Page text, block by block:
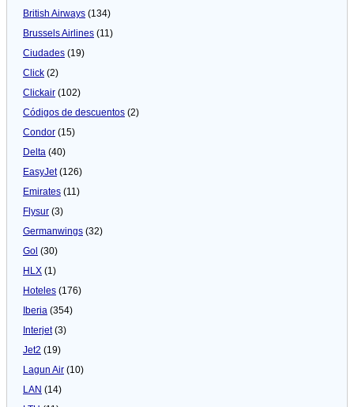
British Airways (134)
Brussels Airlines (11)
Ciudades (19)
Click (2)
Clickair (102)
Códigos de descuentos (2)
Condor (15)
Delta (40)
EasyJet(126)
Emirates (11)
Flysur (3)
Germanwings (32)
Gol (30)
HLX (1)
Hoteles (176)
Iberia (354)
Interjet(3)
Jet2 (19)
Lagun Air (10)
LAN (14)